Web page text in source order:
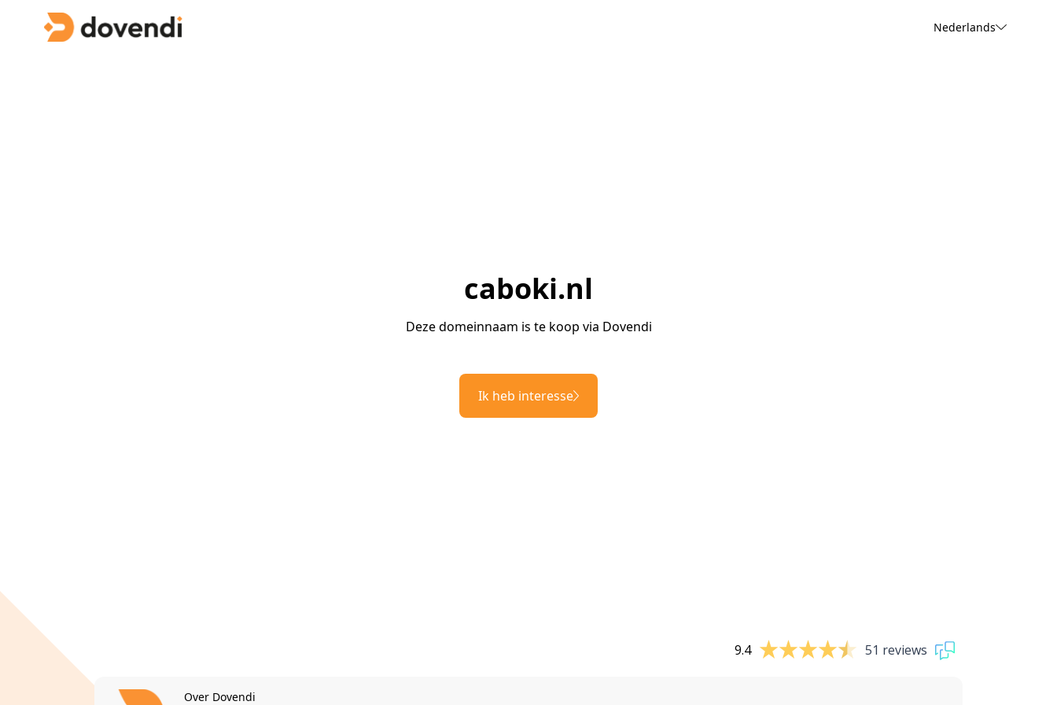
Nederlands
caboki.nl
Deze domeinnaam is te koop via Dovendi
Ik heb interesse
9.4 51 reviews
Over Dovendi